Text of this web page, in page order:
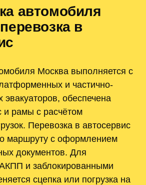
автомобиля
в
Москва выполняется с
и частично-
обеспечена
и рамы с расчётом
Перевозка в автосервис
маршруту с оформлением
документов. Для
и заблокированными
сцепка или погрузка на